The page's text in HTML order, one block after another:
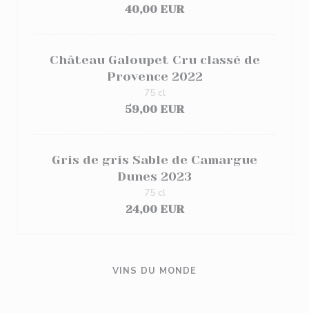
40,00 EUR
Château Galoupet Cru classé de
Provence 2022
59,00 EUR
75 cl
Gris de gris Sable de Camargue
Dunes 2023
24,00 EUR
75 cl
VINS DU MONDE